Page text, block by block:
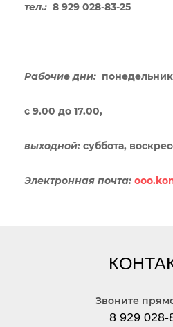
тел.: 8 929 028-83-25
Рабочие дни:
с 9.00 до 17.00,
выходной: суббота,
Электронная почта:
Звоните
8 929 028-